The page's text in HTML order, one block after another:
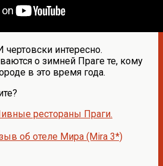
чертовски интересно.
о зимней Праге те, кому
в это время года.
рестораны Праги.
об отеле Мира (Mira 3*)